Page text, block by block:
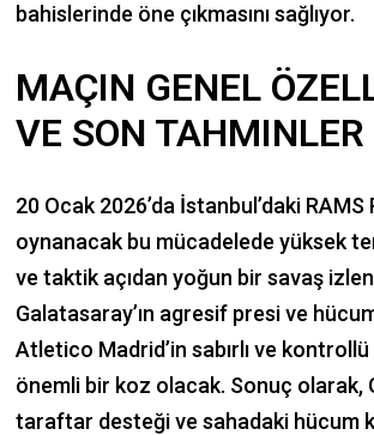
bahislerinde öne çıkmasını sağlıyor.
MAÇIN GENEL
VE SON TAHMINLER
20 Ocak 2026’da İstanbul’daki RAMS
oynanacak bu mücadelede yüksek
ve taktik açıdan yoğun bir savaş
Galatasaray’ın agresif presi ve
Atletico Madrid’in sabırlı ve
önemli bir koz olacak. Sonuç olarak,
taraftar desteği ve sahadaki hücum